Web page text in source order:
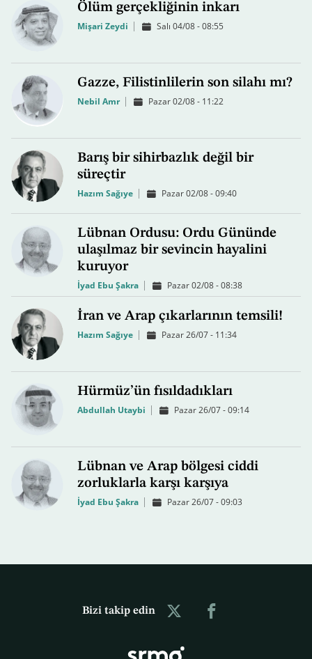
Ölüm gerçekliğinin inkarı
Mişari Zeydi Salı 04/08 - 08:55
Gazze, Filistinlilerin son silahı mı?
Nebil Amr Pazar 02/08 - 11:22
Barış bir sihirbazlık değil bir
süreçtir
Hazım Sağıye Pazar 02/08 - 09:40
Lübnan Ordusu: Ordu Gününde
ulaşılmaz bir sevincin hayalini
kuruyor
İyad Ebu Şakra Pazar 02/08 - 08:38
İran ve Arap çıkarlarının temsili!
Hazım Sağıye Pazar 26/07 - 11:34
Hürmüz’ün fısıldadıkları
Abdullah Utaybi Pazar 26/07 - 09:14
Lübnan ve Arap bölgesi ciddi
zorluklarla karşı karşıya
İyad Ebu Şakra Pazar 26/07 - 09:03
Bizi takip edin